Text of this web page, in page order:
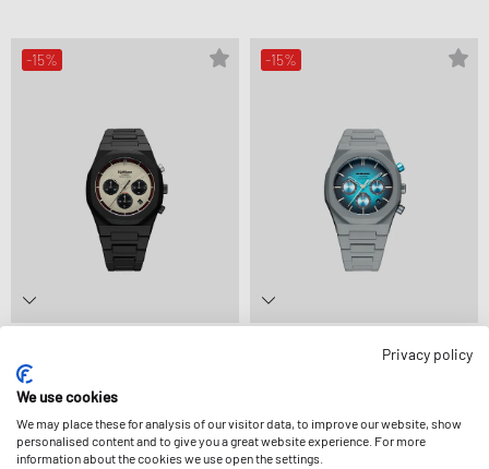
-15%
191,99 €
-15%
-15% -15%
Privacy policy
We use cookies
We may place these for analysis of our visitor data, to improve our website, show
personalised content and to give you a great website experience. For more
information about the cookies we use open the settings.